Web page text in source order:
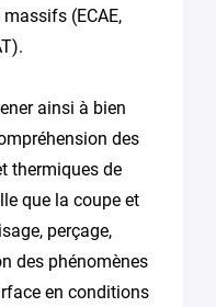
(ECAE,
ainsi à bien
des
thermiques de
que la coupe et
perçage,
des phénomènes
en conditions